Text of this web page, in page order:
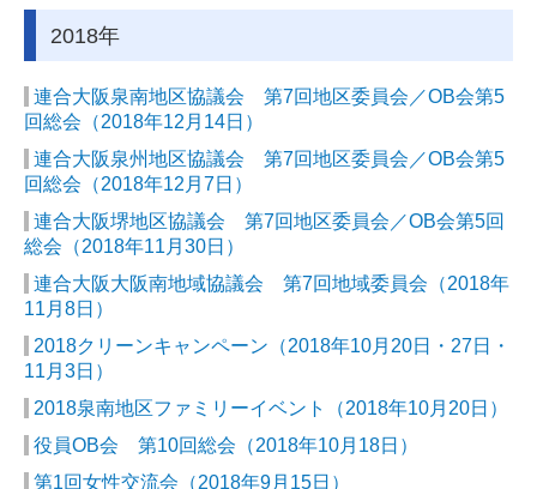
2018年
連合大阪泉南地区協議会 第7回地区委員会／OB会第5
回総会（2018年12月14日）
連合大阪泉州地区協議会 第7回地区委員会／OB会第5
回総会（2018年12月7日）
連合大阪堺地区協議会 第7回地区委員会／OB会第5回
総会（2018年11月30日）
連合大阪大阪南地域協議会 第7回地域委員会（2018年
11月8日）
2018クリーンキャンペーン（2018年10月20日・27日・
11月3日）
2018泉南地区ファミリーイベント（2018年10月20日）
役員OB会 第10回総会（2018年10月18日）
第1回女性交流会（2018年9月15日）